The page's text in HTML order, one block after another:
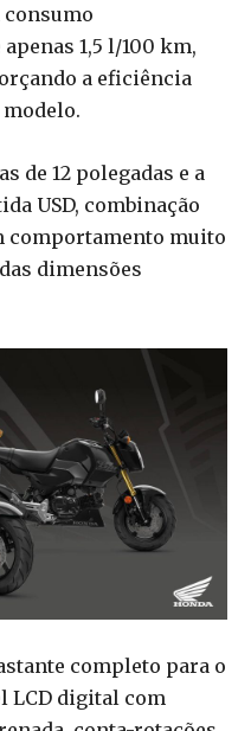
consumo
1,5 l/100 km,
a eficiência
de 12 polegadas e a
USD, combinação
comportamento muito
dimensões
completo para o
LCD digital com